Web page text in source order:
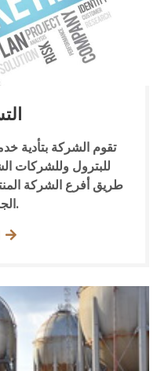
تقوم الشركة بتأدية
للبترول وللشركات
طريق أفرع الشركة
الجمهورية.